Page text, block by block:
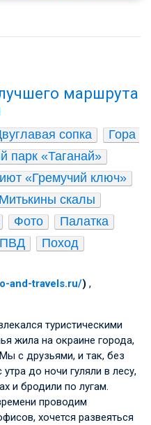
маршрута
сопка
Гора
парк «Таганай»
«Гремучий ключ»
Митькины скалы
Фото
Палатка
ПВД
Поход
and-travels.ru/) ,
туристическими
жила на окраине города,
с друзьями, и так, без
до ночи гуляли в лесу,
и бродили по лугам.
проводим
хочется развеяться